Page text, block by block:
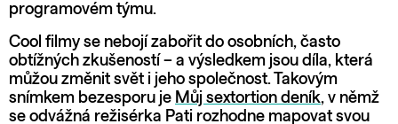
programovém týmu.
Cool filmy se nebojí zabořit do osobních, často
obtížných zkušeností – a výsledkem jsou díla, která
můžou změnit svět i jeho společnost. Takovým
snímkem bezesporu je Můj sextortion deník, v němž
se odvážná režisérka Pati rozhodne mapovat svou